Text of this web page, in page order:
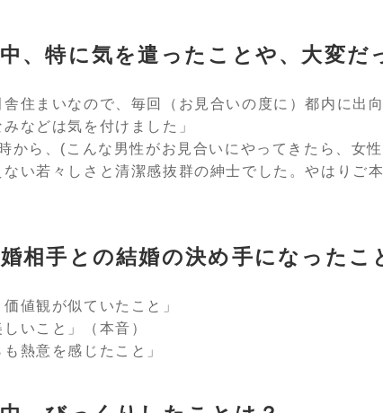
、特に気を遣ったことや、大変だ
舎住まいなので、毎回（お見合いの度に）都内に出
みなどは気を付けました」
から、(こんな男性がお見合いにやってきたら、女
ない若々しさと清潔感抜群の紳士でした。やはりご
相手との結婚の決め手になったこ
価値観が似ていたこと」
しいこと」（本音）
も熱意を感じたこと」